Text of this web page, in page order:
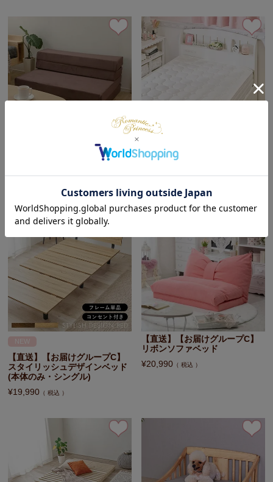
【直送】【お届けグループB】
ソファベッドマットレス(ダブ
【大型】ポケットコイルの圧縮
ロールマットレス(セミダブル)
NEW
【直送】【お届けグループC】
スタイリッシュデザインベッド
(本体のみ・シングル)
¥19,990 税込
【直送】【お届けグループC】
リボンソファベッド
¥20,990 税込